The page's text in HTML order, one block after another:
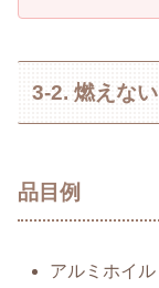
3-2. 燃えない
品目例
アルミホイル